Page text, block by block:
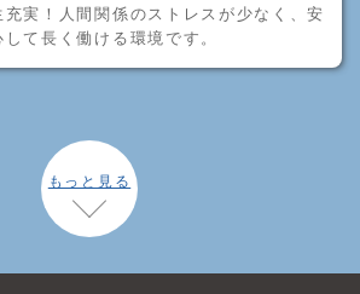
充実！人間関係のストレスが少なく、安
して長く働ける環境です。
もっと見る